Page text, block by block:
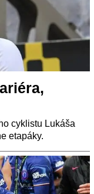
cyklistu Lukáša
etapáky.